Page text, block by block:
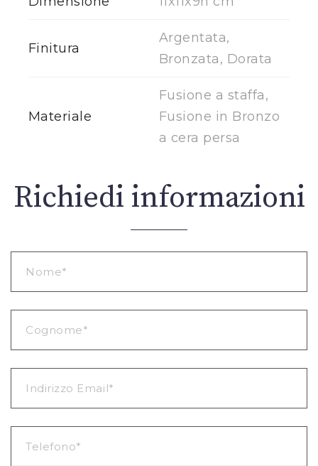
Finitura
Argentata,
Bronzata, Dorata
Materiale
Fusione a staffa,
Fusione in Bronzo
a cera persa
Richiedi informazioni